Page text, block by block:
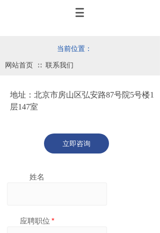
当前位置：
网站首页 ∷ 联系我们
地址： 北京市房山区弘安路87号院5号楼1
层147室
立即咨询
姓名
应聘职位 *